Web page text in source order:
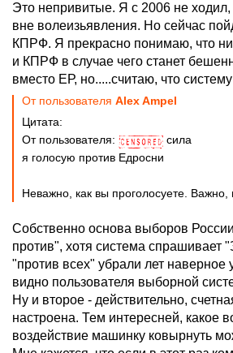
Это непривитые. Я с 2006 не
вне волеизьявления. Но сейчас
КПРФ. Я прекрасно понимаю, что
и КПРФ в случае чего станет
вместо ЕР, но.....считаю, что
От пользователя Alex Ampel
Цитата:
От пользователя:
сила
я голосую против Едросни
Неважно, как вы проголосуете. Важно,
Собственно основа выборов
против", хотя система спрашивает
"против всех" убрали лет наверное
видно пользователя выборной
Ну и второе - действительно,
настроена. Тем интересней, какое
воздействие машинку ковырнуть